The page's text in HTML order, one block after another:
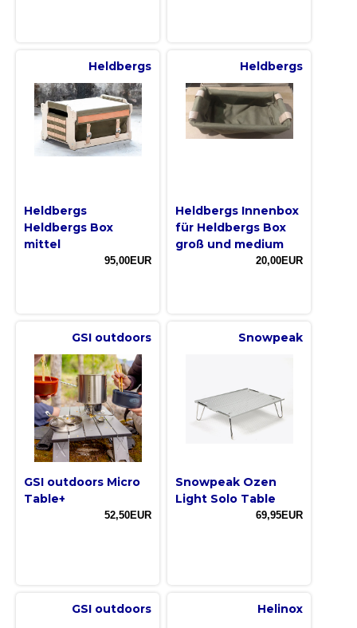
Heldbergs
Heldbergs
Heldbergs Box
mittel
95,00EUR
Heldbergs
Heldbergs Innenbox
für Heldbergs Box
groß und medium
20,00EUR
GSI outdoors
GSI outdoors Micro
Table+
52,50EUR
Snowpeak
Snowpeak Ozen
Light Solo Table
69,95EUR
GSI outdoors Helinox